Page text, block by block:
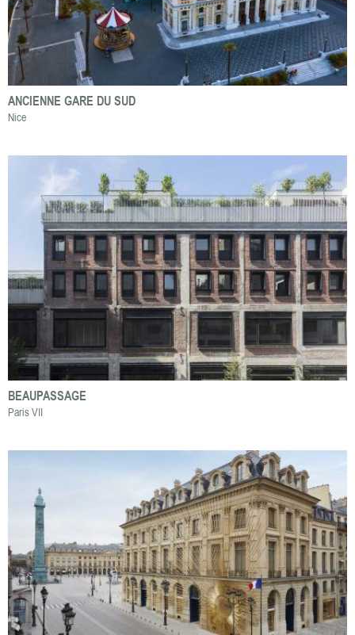
ANCIENNE GARE DU SUD
Nice
BEAUPASSAGE
Paris VII